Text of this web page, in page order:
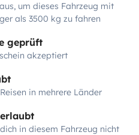
um dieses Fahrzeug mit
als 3500 kg zu fahren
geprüft
akzeptiert
in mehrere Länder
in diesem Fahrzeug nicht